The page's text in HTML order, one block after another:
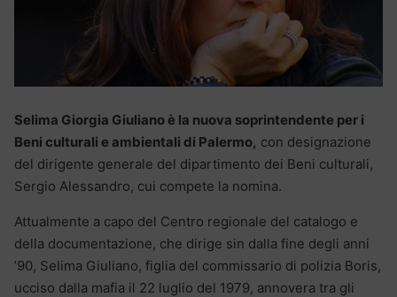
Selima Giorgia Giuliano è la nuova soprintendente per i
Beni culturali e ambientali di Palermo, con designazione
del dirigente generale del dipartimento dei Beni culturali,
Sergio Alessandro, cui compete la nomina.
Attualmente a capo del Centro regionale del catalogo e
della documentazione, che dirige sin dalla fine degli anni
’90, Selima Giuliano, figlia del commissario di polizia Boris,
ucciso dalla mafia il 22 luglio del 1979, annovera tra gli